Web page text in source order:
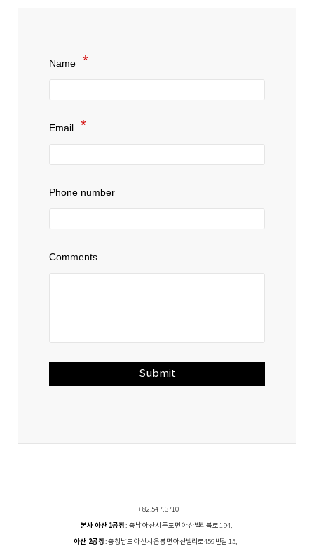
Name
Email
Phone number
Comments
Submit
+82.547.3710
본사 아산 1공장: 충남 아산시 둔포면 아산밸리북로 194,
아산 2공장: 충청남도 아산시 음봉면 아산밸리로459번길 15,